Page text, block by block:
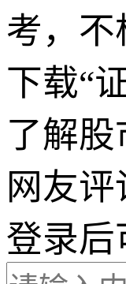
考，
下载“
了解
网友评
登录后